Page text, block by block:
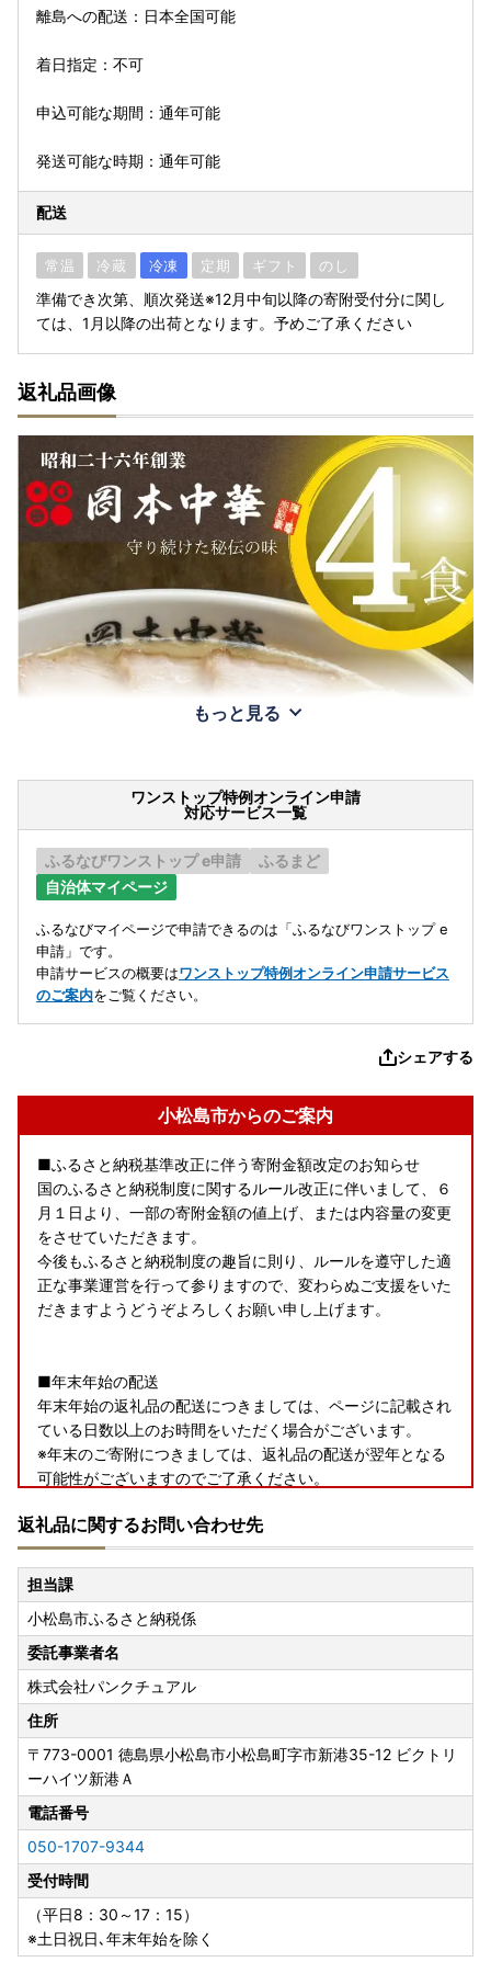
離島への配送：日本全国可能
着日指定：不可
申込可能な期間：通年可能
発送可能な時期：通年可能
配送
常温 冷蔵 冷凍 定期 ギフト のし
準備でき次第、順次発送※12月中旬以降の寄附受付分に関し
ては、1月以降の出荷となります。予めご了承ください
返礼品画像
もっと見る
ワンストップ特例オンライン申請
対応サービス一覧
ふるなびワンストップ e申請
ふるまど
自治体マイページ
ふるなびマイページで申請できるのは「ふるなびワンストップ e
申請」です。
申請サービスの概要はワンストップ特例オンライン申請サービス
のご案内をご覧ください。
シェアする
小松島市からのご案内
■ふるさと納税基準改正に伴う寄附金額改定のお知らせ
国のふるさと納税制度に関するルール改正に伴いまして、６
月１日より、一部の寄附金額の値上げ、または内容量の変更
をさせていただきます。
今後もふるさと納税制度の趣旨に則り、ルールを遵守した適
正な事業運営を行って参りますので、変わらぬご支援をいた
だきますようどうぞよろしくお願い申し上げます。
■年末年始の配送
年末年始の返礼品の配送につきましては、ページに記載され
ている日数以上のお時間をいただく場合がございます。
※年末のご寄附につきましては、返礼品の配送が翌年となる
可能性がございますのでご了承ください。
お申し込みの際、備考欄にてご不在日をお知らせください。
その際、配送の着日指定はできませんのでご了承ください。
■年末のワンストップ特例申請書送付について
今年の閉庁日は１２月２７日（土）～１月４日（日）までと
なります。年末にお申込み、ご入金いただいたご寄附につい
ては１月５日（月）以降にワンストップ特例申請書を随時発
送いたします。ワンストップ特例をご希望される場合、申請
書は１月１０日（土）までに市役所までご郵送いただく必要
がございます。
■郵便振替用紙の年内発送について
本市では「郵便振替」にてご寄附される場合、申込み後に
「郵便振替用紙」を郵送しておりますが、年内の発送は１２
月２５日（木）までのお申込み分とさせていただきます。
１２月２６日（金）以降のお申込みについては、令和８年１
月５日（月）以降の発送とさせていただきます。ご了承くだ
さい。
返礼品に関するお問い合わせ先
担当課
小松島市ふるさと納税係
委託事業者名
株式会社パンクチュアル
住所
〒773-0001 徳島県小松島市小松島町字市新港35-12 ビクトリ
ーハイツ新港Ａ
電話番号
050-1707-9344
受付時間
（平日8：30～17：15）
※土日祝日､年末年始を除く